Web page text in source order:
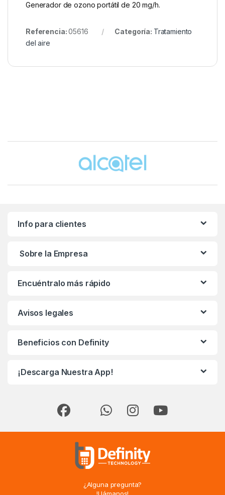
Generador de ozono portátil de 20 mg/h.
Referencia:05616 Categoría: Tratamiento
del aire
Info para clientes
Sobre la Empresa
Encuéntralo más rápido
Avisos legales
Beneficios con Definity
¡Descarga Nuestra App!
¿Alguna pregunta?
!Llámanos!